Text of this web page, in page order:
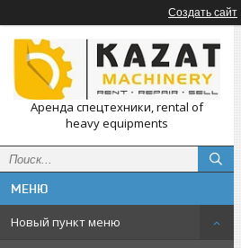
Создать сайт
Аренда спецтехники, rental of
heavy equipments
Новый пункт меню